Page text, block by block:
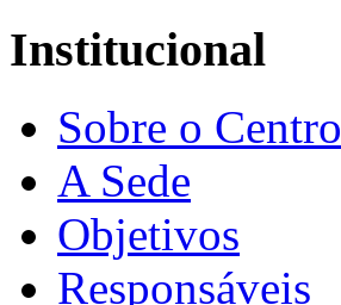
Institucional
Sobre o Centro
A Sede
Objetivos
Responsáveis